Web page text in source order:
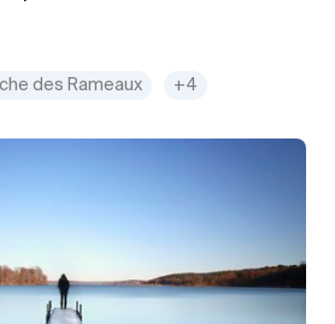
des Rameaux +4